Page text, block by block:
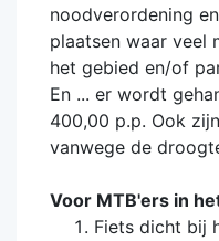
noodverordening
plaatsen waar veel
het gebied en/of
En ... er wordt
400,00 p.p. Ook
vanwege de
Voor MTB'ers in
Fiets dicht bij